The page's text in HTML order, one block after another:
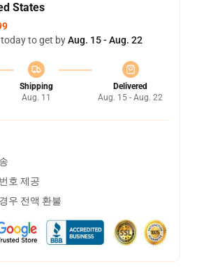
States
to get byAug. 15 - Aug. 22
Shipping
Aug. 11
Delivered
Aug. 15 - Aug. 22
호 제공
우 전액 환불